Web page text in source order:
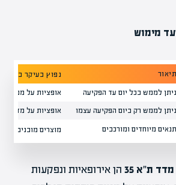
מימוש
תיאור נפוץ בעיקר ב…
ניתן לממש בכל יום עד הפקיעה אופציות על מניות
ניתן לממש רק ביום הפקיעה עצמו אופציות על מדדים,
תנאים מיוחדים ומורכבים מוצרים מובנים, שוק OTC
מדד ת"א 35
הן אירופאיות ונפקעות